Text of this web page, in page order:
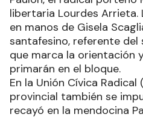
libertaria Lourdes Arrieta.
en manos de Gisela
santafesino, referente del
que marca la orientación
primarán en el bloque.
En la Unión Cívica Radical
provincial también se
recayó en la mendocina